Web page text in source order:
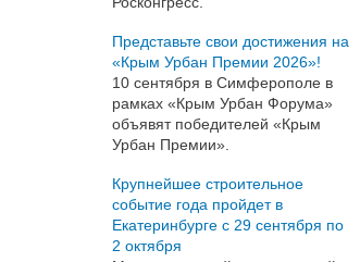
Представьте свои достижения на
«Крым Урбан Премии 2026»!
10 сентября в Симферополе в
рамках «Крым Урбан Форума»
объявят победителей «Крым
Урбан Премии».
Крупнейшее строительное
событие года пройдет в
Екатеринбурге с 29 сентября по
2 октября